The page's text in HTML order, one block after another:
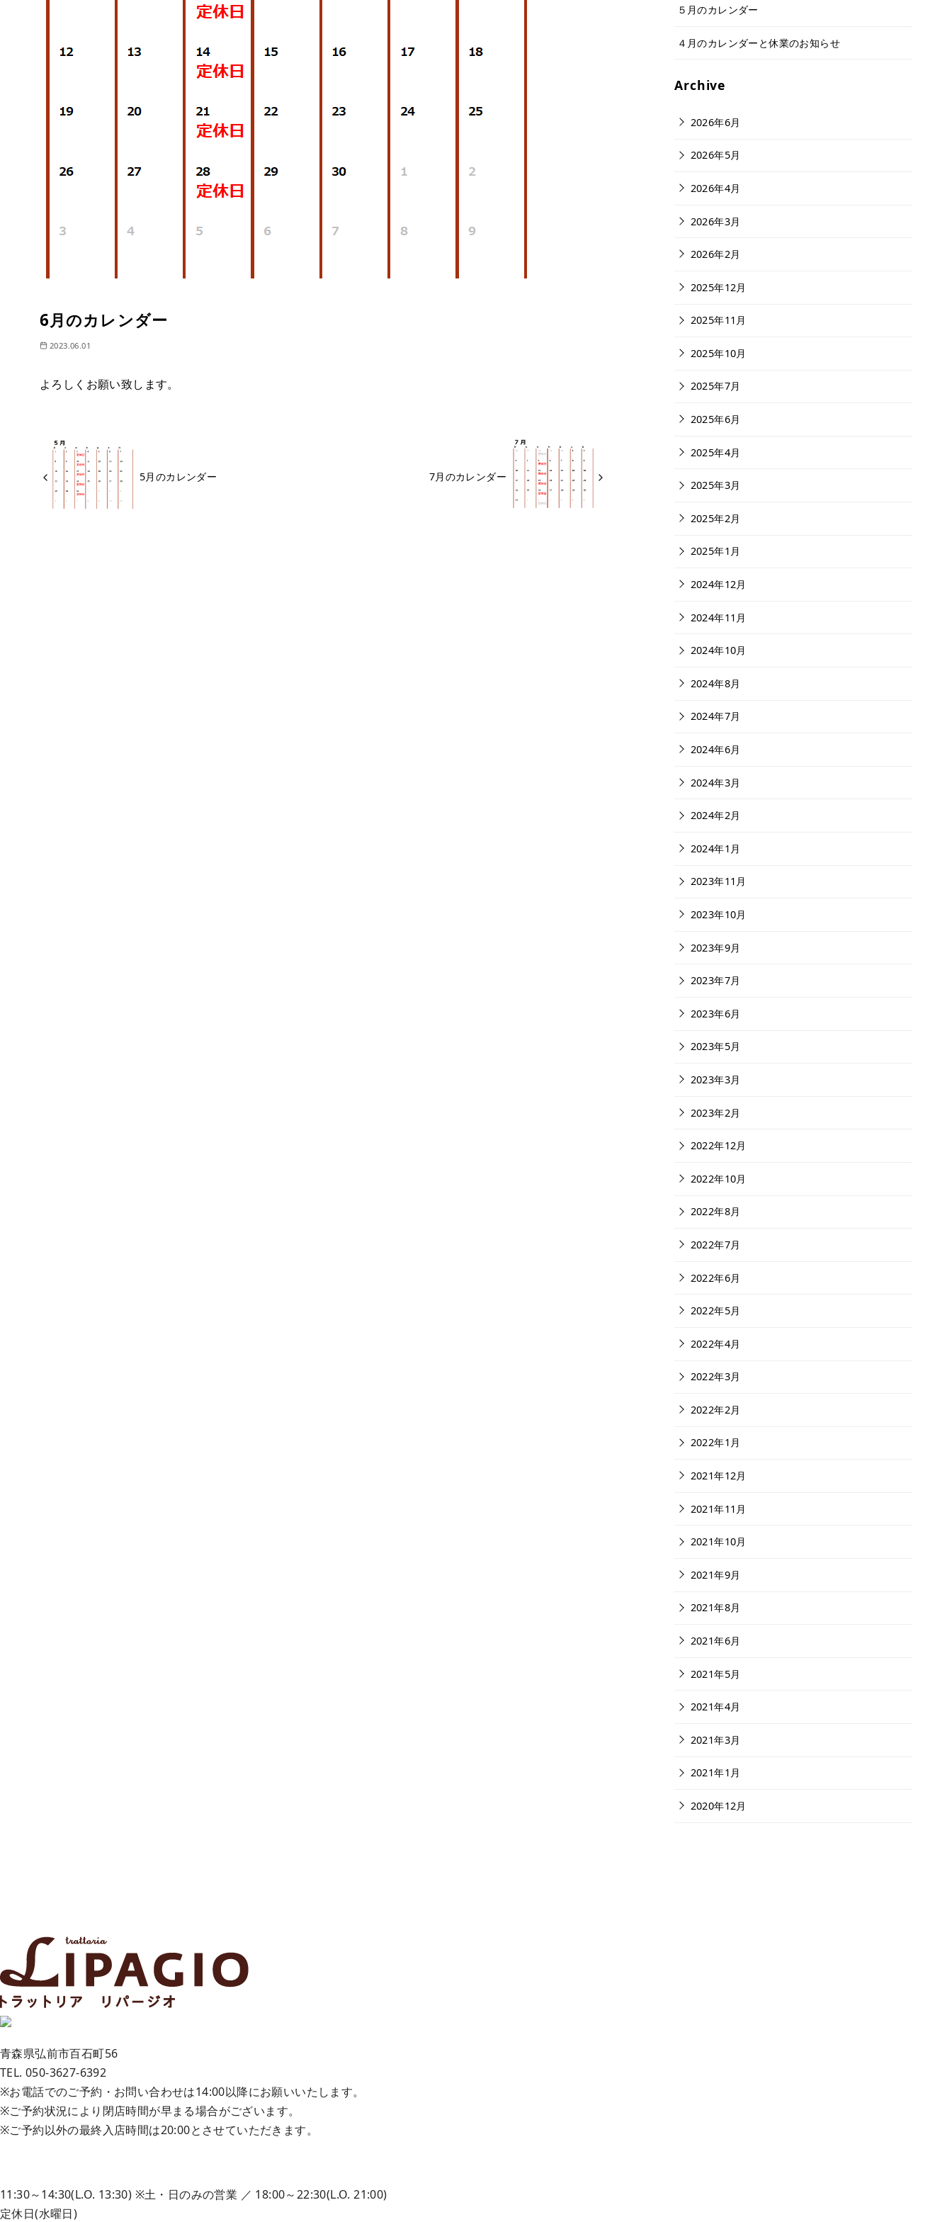
6月のカレンダー
2023.06.01
よろしくお願い致します。
5月のカレンダー 7月のカレンダー
５月のカレンダー
４月のカレンダーと休業のお知らせ
Archive
2026年6月
2026年5月
2026年4月
2026年3月
2026年2月
2025年12月
2025年11月
2025年10月
2025年7月
2025年6月
2025年4月
2025年3月
2025年2月
2025年1月
2024年12月
2024年11月
2024年10月
2024年8月
2024年7月
2024年6月
2024年3月
2024年2月
2024年1月
2023年11月
2023年10月
2023年9月
2023年7月
2023年6月
2023年5月
2023年3月
2023年2月
2022年12月
2022年10月
2022年8月
2022年7月
2022年6月
2022年5月
2022年4月
2022年3月
2022年2月
2022年1月
2021年12月
2021年11月
2021年10月
2021年9月
2021年8月
2021年6月
2021年5月
2021年4月
2021年3月
2021年1月
2020年12月
青森県弘前市百石町56
TEL. 050-3627-6392
※お電話でのご予約・お問い合わせは14:00以降にお願いいたします。
※ご予約状況により閉店時間が早まる場合がございます。
※ご予約以外の最終入店時間は20:00とさせていただきます。
11:30～14:30(L.O. 13:30) ※土・日のみの営業 ／ 18:00～22:30(L.O. 21:00)
定休日(水曜日)